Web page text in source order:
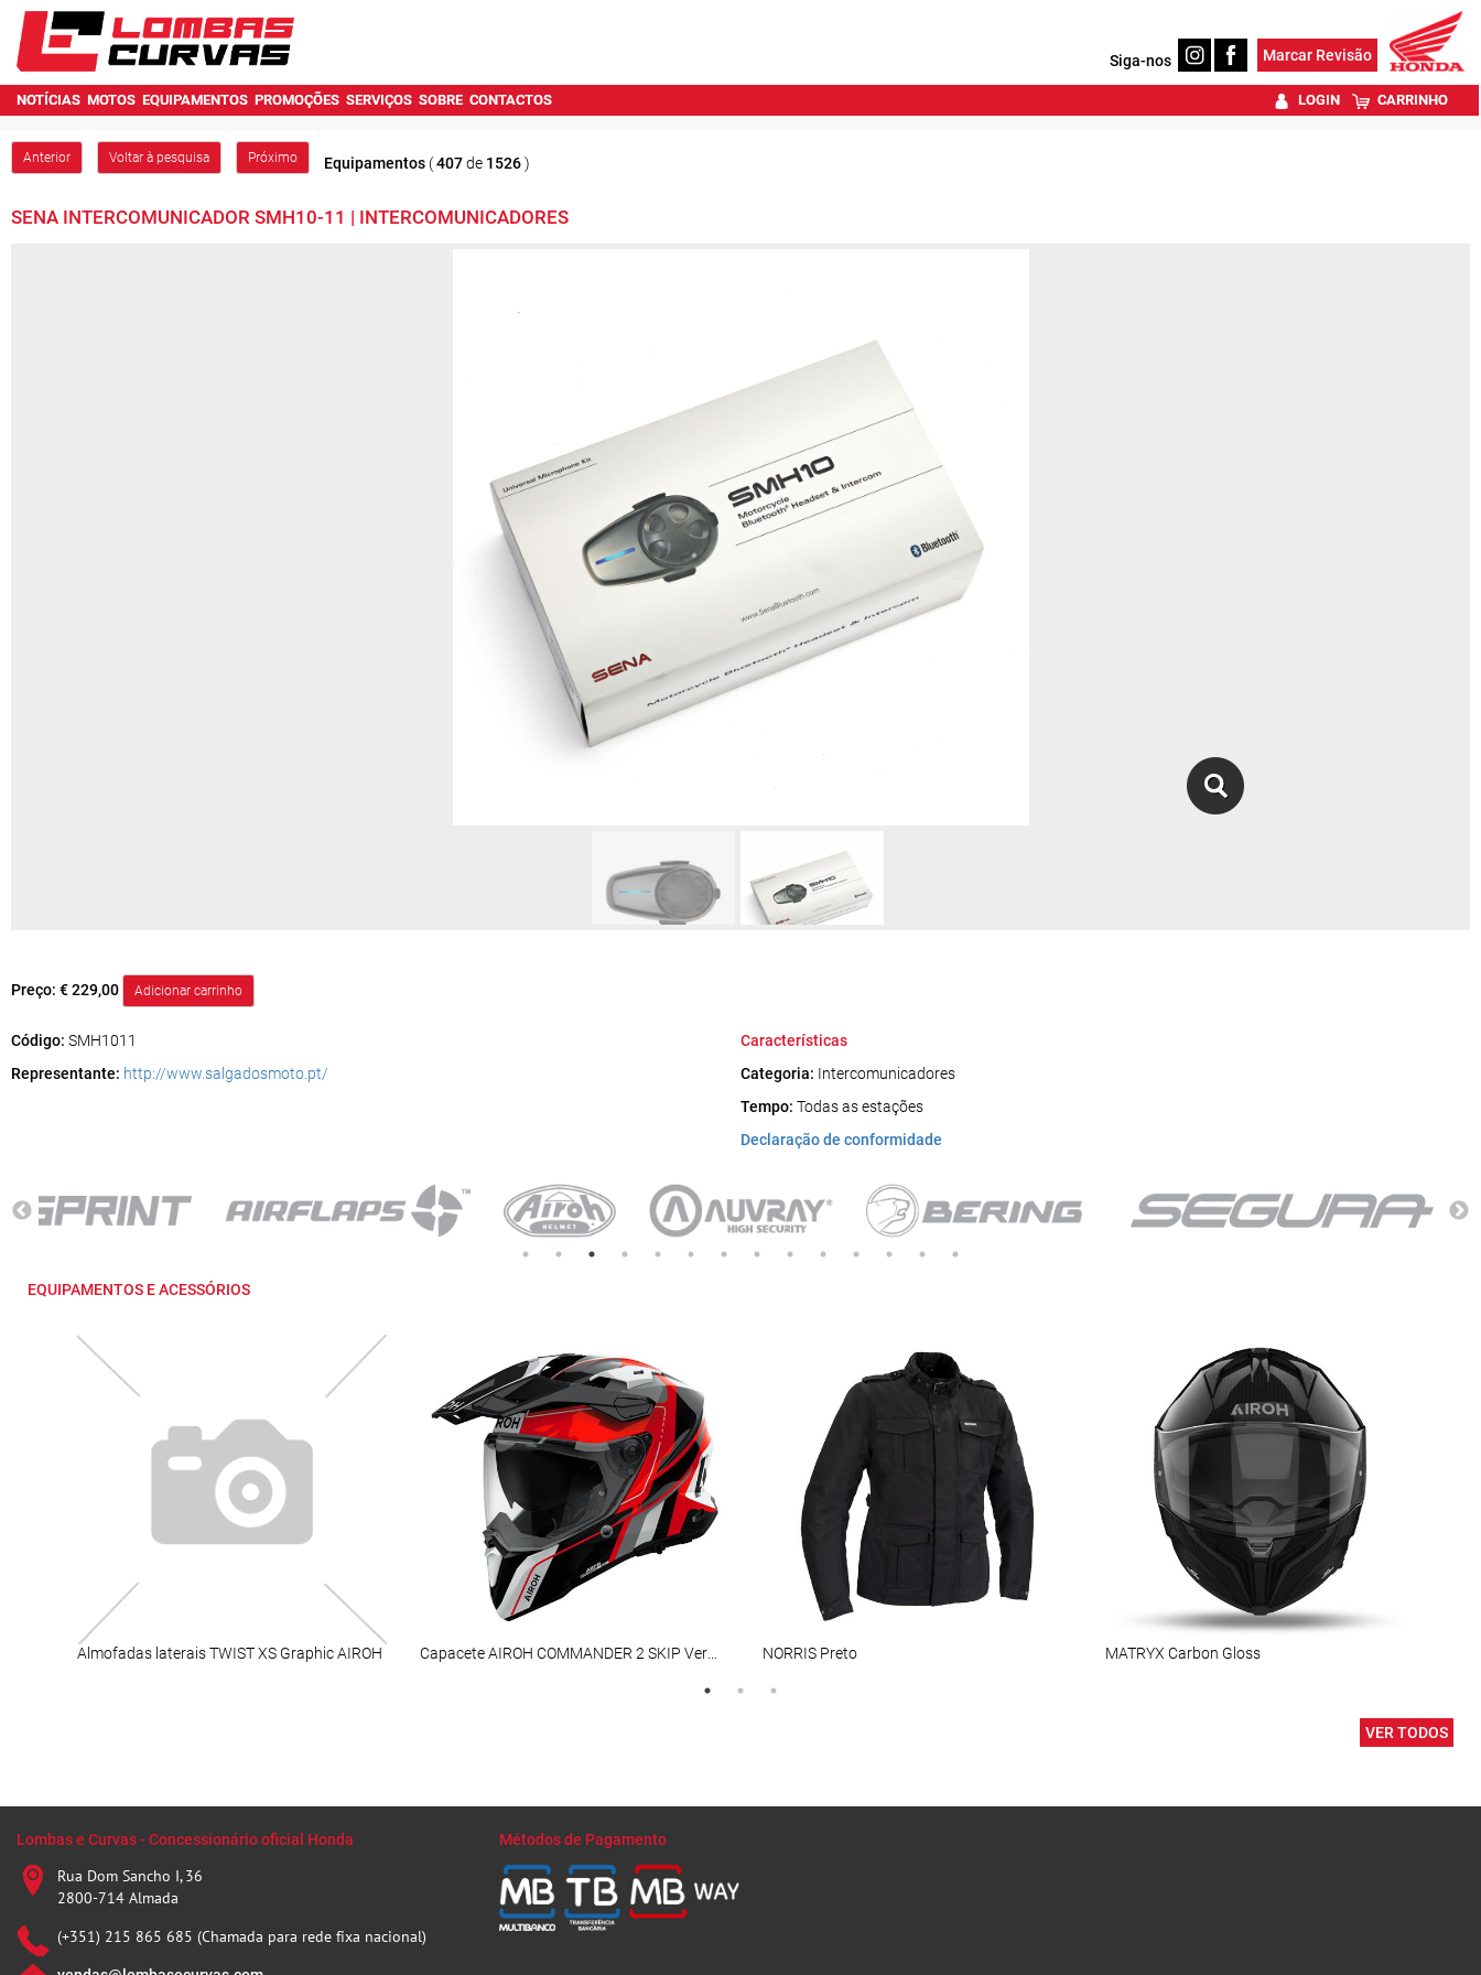
Siga-nos Marcar Revisão
NOTÍCIAS MOTOS EQUIPAMENTOS PROMOÇÕES SERVIÇOS SOBRE CONTACTOS LOGIN CARRINHO
Anterior Voltar à pesquisa Próximo Equipamentos (407de 1526)
SENA INTERCOMUNICADOR SMH10-11 | INTERCOMUNICADORES
Preço: € 229,00
Código: SMH1011
Representante: http://www.salgadosmoto.pt/
Características
Categoria: Intercomunicadores
Tempo: Todas as estações
Declaração de conformidade
EQUIPAMENTOS E ACESSÓRIOS
Almofadas laterais TWIST XS Graphic AIROH NORRIS Preto MATRYX Carbon Gloss
VER TODOS
Lombas e Curvas - Concessionário oficial Honda
Rua Dom Sancho I, 36
2800-714 Almada
(+351) 215 865 685 (Chamada para rede fixa nacional)
Métodos de Pagamento